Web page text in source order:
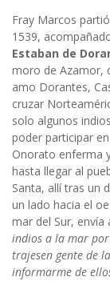
Fray Marcos
1539,
Estaban de
moro de Azamor,
amo Dorantes,
cruzar
solo algunos
poder participar
Onorato enferma
hasta llegar al
Santa, allí tras un
un lado hacia el
mar del Sur, envía
indios a la mar por
trajesen gente de
informarme de